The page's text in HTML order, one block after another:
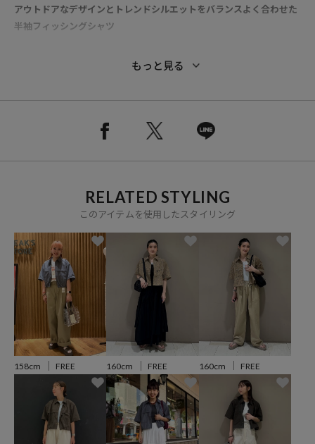
アウトドアなデザインとトレンドシルエットをバランスよく合わせた
半袖フィッシングシャツ
ェック柄
●メンズライクなデザインに対してショート丈にすることでトレンド
●裾にドローコードを付け、絞ることでシルエットに変化を付けられ
ます
●さらっとした軽い生地感がアウトドアな雰囲気をプラス
●実用性の高いユーティリティーデザインが魅力
おすすめコーディネート
ワイドパンツやカーブパンツでメンズライクにスタイリングするのが
おすすめ。
変化を付けたい日はハーフパンツやスカートでテイストチェンジ。
もっと見る
RELATED STYLING
このアイテムを使用したスタイリング
158cm FREE 160cm FREE 160cm FREE